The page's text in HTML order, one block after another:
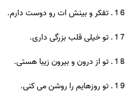
تفکر و بینش ات رو دوست دارم.
تو خیلی قلب بزرگی داری.
تو از درون و بیرون زیبا هستی.
تو روزهایم را روشن می کنی.